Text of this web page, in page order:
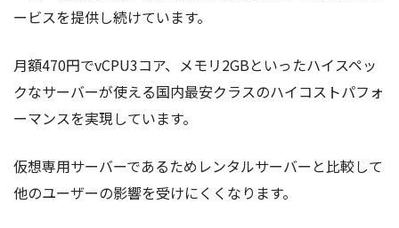
ービスを提供し続けています。
月額470円でvCPU3コア、メモリ2GBといったハイスペッ
クなサーバーが使える国内最安クラスのハイコストパフォ
ーマンスを実現しています。
仮想専用サーバーであるためレンタルサーバーと比較して
他のユーザーの影響を受けにくくなります。